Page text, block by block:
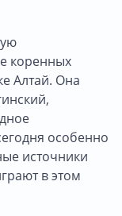
коренных
Алтай. Она
особенно
источники
в этом